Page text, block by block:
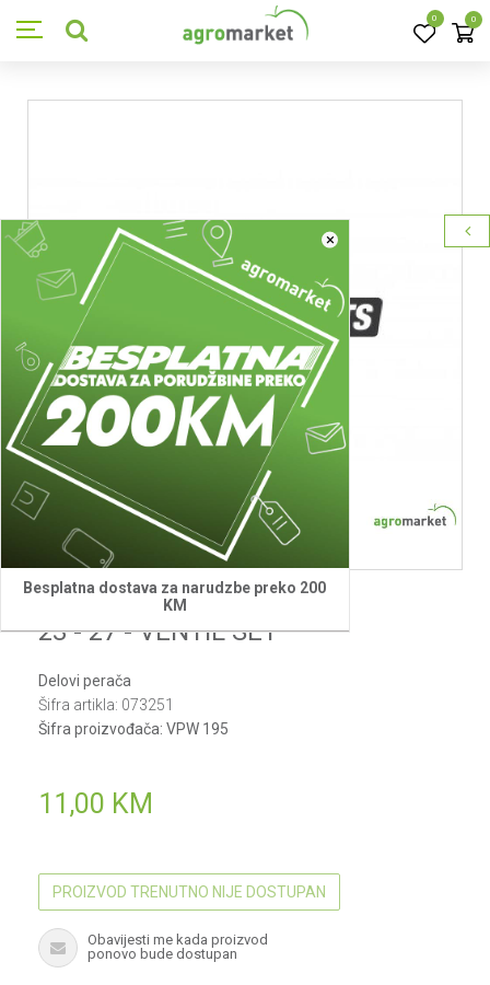
0 0
×
Besplatna dostava za narudzbe preko 200
KM
Villager
23 - 27 - VENTIL SET
Delovi perača
Šifra artikla: 073251
Šifra proizvođača: VPW 195
11,00 KM
PROIZVOD TRENUTNO NIJE DOSTUPAN
Obavijesti me kada proizvod
ponovo bude dostupan